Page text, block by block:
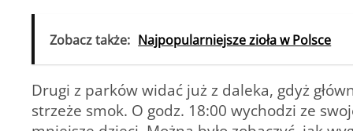
Zobacz także: Najpopularniejsze zioła w Polsce
Drugi z parków widać już z daleka, gdyż
strzeże smok. O godz. 18:00 wychodzi ze